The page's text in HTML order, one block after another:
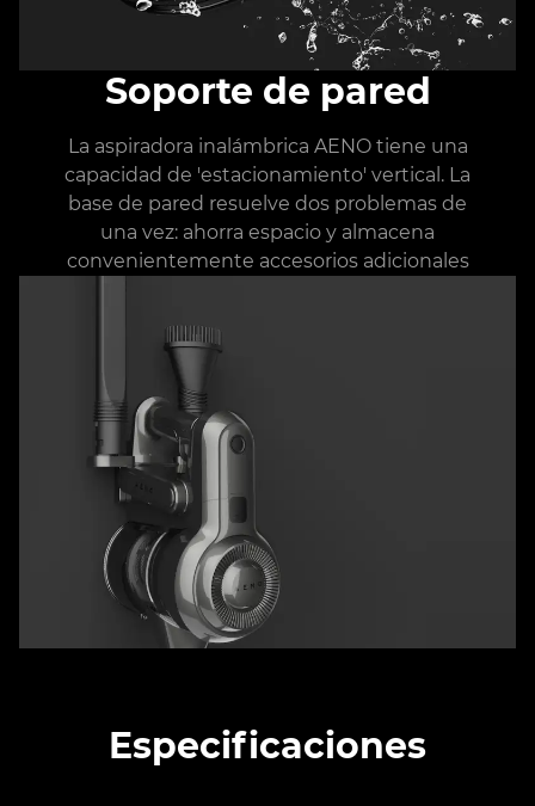
Soporte de pared
La aspiradora inalámbrica AENO tiene una
capacidad de 'estacionamiento' vertical. La
base de pared resuelve dos problemas de
una vez: ahorra espacio y almacena
convenientemente accesorios adicionales
Especificaciones